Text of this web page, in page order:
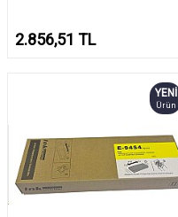
2.856,51 TL
YENI
Ürün